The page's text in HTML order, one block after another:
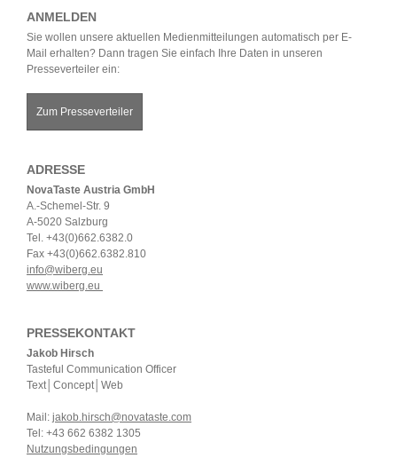
ANMELDEN
Sie wollen unsere aktuellen Medienmitteilungen automatisch per E-
Mail erhalten? Dann tragen Sie einfach Ihre Daten in unseren
Presseverteiler ein:
Zum Presseverteiler
ADRESSE
NovaTaste Austria GmbH
A.-Schemel-Str. 9
A-5020 Salzburg
Tel. +43(0)662.6382.0
Fax +43(0)662.6382.810
info@wiberg.eu
www.wiberg.eu
PRESSEKONTAKT
Jakob Hirsch
Tasteful Communication Officer
Text│Concept│Web
Mail: jakob.hirsch@novataste.com
Tel: +43 662 6382 1305
Nutzungsbedingungen